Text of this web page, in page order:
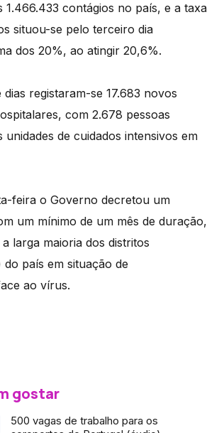
1.466.433 contágios no país, e a taxa
situou-se pelo terceiro dia
dos 20%, ao atingir 20,6%.
registaram-se 17.683 novos
com 2.678 pessoas
unidades de cuidados intensivos em
feira o Governo decretou um
um mínimo de um mês de duração,
larga maioria dos distritos
país em situação de
ao vírus.
gostar
500 vagas de trabalho para os